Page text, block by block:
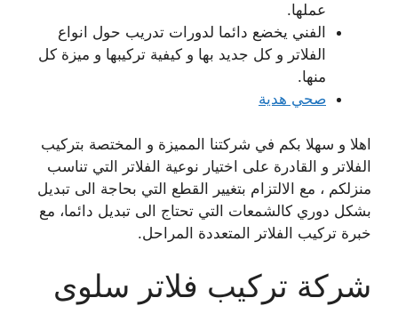
عملها.
الفني يخضع دائما لدورات تدريب حول انواع
الفلاتر و كل جديد بها و كيفية تركيبها و ميزة كل
منها.
صحي هدية
اهلا و سهلا بكم في شركتنا المميزة و المختصة بتركيب
الفلاتر و القادرة على اختيار نوعية الفلاتر التي تناسب
منزلكم ، مع الالتزام بتغيير القطع التي بحاجة الى تبديل
بشكل دوري كالشمعات التي تحتاج الى تبديل دائما، مع
خبرة تركيب الفلاتر المتعددة المراحل.
شركة تركيب فلاتر سلوى